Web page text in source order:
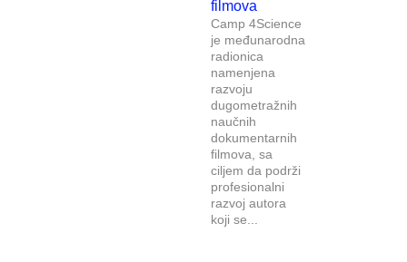
filmova
Camp 4Science
je međunarodna
radionica
namenjena
razvoju
dugometražnih
naučnih
dokumentarnih
filmova, sa
ciljem da podrži
profesionalni
razvoj autora
koji se...